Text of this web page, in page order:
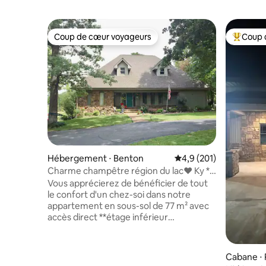
Coup de cœur voyageurs
Coup de cœur voyageurs
Hébergement ⋅ Benton Évaluation moyenne
4,9 (201)
Charme champêtre région du lac❤️ Ky * 2
chambres * Cuisine équipée * Salon *
Salle de bain
Vous apprécierez de bénéficier de tout
le confort d'un chez-soi dans notre
appartement en sous-sol de 77 m² avec
accès direct **étage inférieur
Coups
Coup
Cabane ⋅